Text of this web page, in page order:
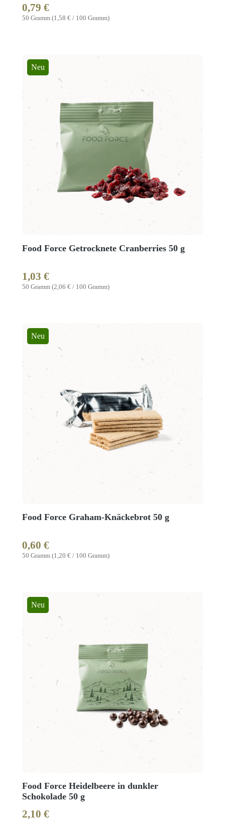
50 Gramm (1,58 € / 100 Gramm)
Regulärer Preis:
0,79 €
Neu
Food Force Getrocknete Cranberries 50 g
50 Gramm (2,06 € / 100 Gramm)
Regulärer Preis:
1,03 €
Neu
Food Force Graham-Knäckebrot 50 g
50 Gramm (1,20 € / 100 Gramm)
Regulärer Preis:
0,60 €
Neu
Food Force Heidelbeere in dunkler
Schokolade 50 g
Regulärer Preis:
2,10 €